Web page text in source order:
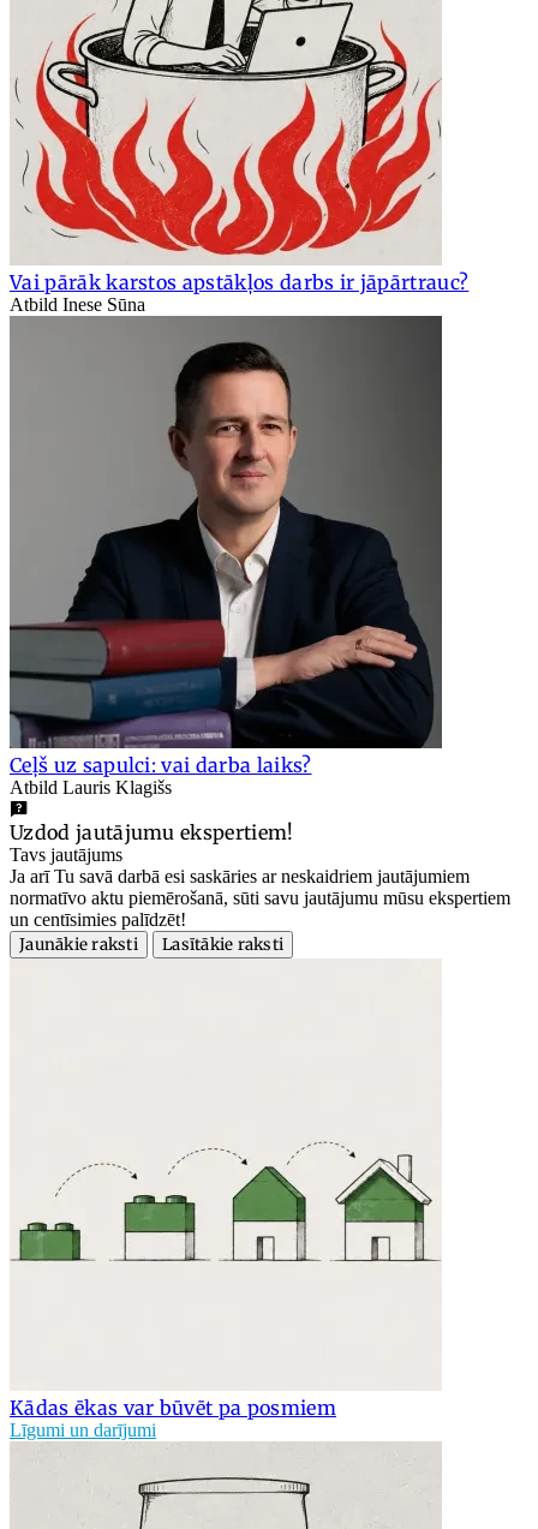
Vai pārāk karstos apstākļos darbs ir jāpārtrauc?
Atbild Inese Sūna
Ceļš uz sapulci: vai darba laiks?
Atbild Lauris Klagišs
Uzdod jautājumu ekspertiem!
Tavs jautājums
Ja arī Tu savā darbā esi saskāries ar neskaidriem jautājumiem
normatīvo aktu piemērošanā, sūti savu jautājumu mūsu ekspertiem
un centīsimies palīdzēt!
Jaunākie raksti
Lasītākie raksti
Kādas ēkas var būvēt pa posmiem
Līgumi un darījumi